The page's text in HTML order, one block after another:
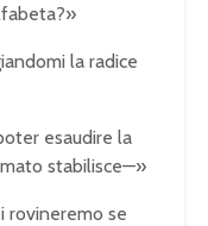
la radice
esaudire la
stabilisce—»
rovineremo se